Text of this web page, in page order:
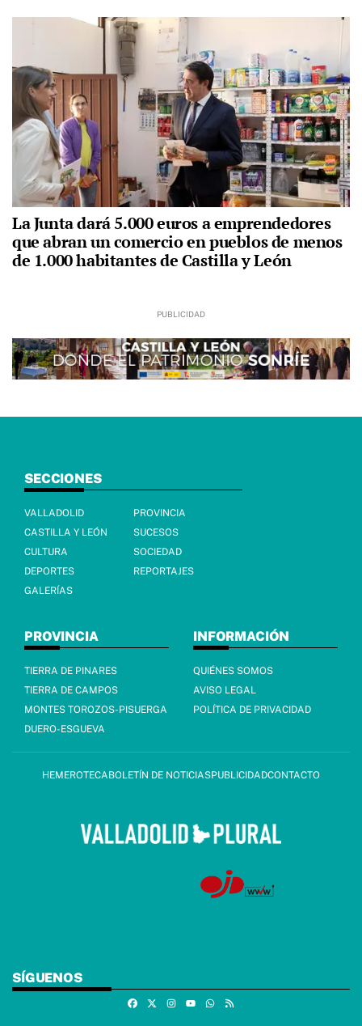
La Junta dará 5.000 euros a emprendedores
que abran un comercio en pueblos de menos
de 1.000 habitantes de Castilla y León
SECCIONES
VALLADOLID
PROVINCIA
CASTILLA Y LEÓN
SUCESOS
CULTURA
SOCIEDAD
DEPORTES
REPORTAJES
GALERÍAS
PROVINCIA
TIERRA DE PINARES
TIERRA DE CAMPOS
MONTES TOROZOS-PISUERGA
DUERO-ESGUEVA
INFORMACIÓN
QUIÉNES SOMOS
AVISO LEGAL
POLÍTICA DE PRIVACIDAD
HEMEROTECABOLETÍN DE NOTICIASPUBLICIDADCONTACTO
SÍGUENOS
FacebookInstagramWhatsapp